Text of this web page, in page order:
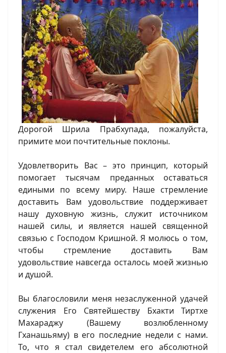
Дорогой Шрила Прабхупада, пожалуйста,
примите мои почтительные поклоны.
Удовлетворить Вас – это принцип, который
помогает тысячам преданных оставаться
едиными по всему миру. Наше стремление
доставить Вам удовольствие поддерживает
нашу духовную жизнь, служит источником
нашей силы, и является нашей священной
связью с Господом Кришной. Я молюсь о том,
чтобы стремление доставить Вам
удовольствие навсегда осталось моей жизнью
и душой.
Вы благословили меня незаслуженной удачей
служения Его Святейшеству Бхакти Тиртхе
Махараджу (Вашему возлюбленному
Гханашьяму) в его последние недели с нами.
То, что я стал свидетелем его абсолютной